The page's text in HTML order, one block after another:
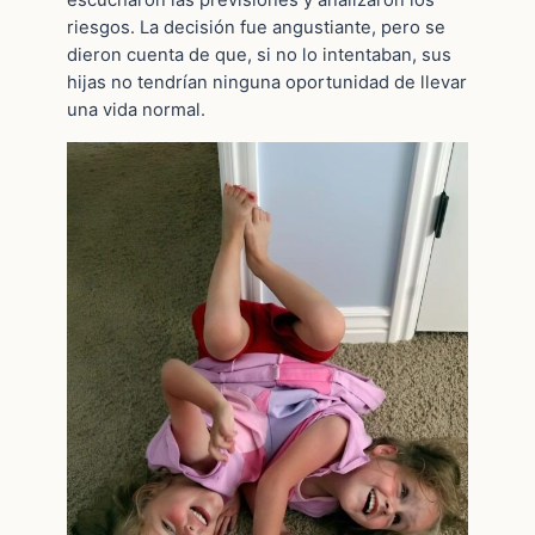
riesgos. La decisión fue angustiante, pero se
dieron cuenta de que, si no lo intentaban, sus
hijas no tendrían ninguna oportunidad de llevar
una vida normal.